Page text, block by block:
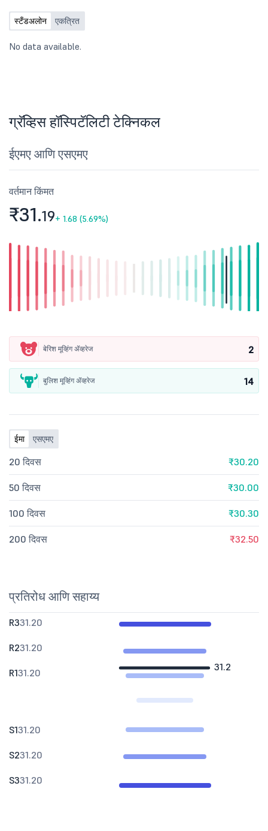
स्टँडअलोन एकत्रित
No data available.
ग्रॅव्हिस हॉस्पिटॅलिटी टेक्निकल
ईएमए आणि एसएमए
वर्तमान किंमत
₹31.19+ 1.68 (5.69%)
बेरिश मूव्हिंग ॲव्हरेज 2
बुलिश मूव्हिंग ॲव्हरेज 14
ईमा एसएमए
20 दिवस ₹30.20
50 दिवस ₹30.00
100 दिवस ₹30.30
200 दिवस ₹32.50
प्रतिरोध आणि सहाय्य
31.2
R331.20
R231.20
R131.20
S131.20
S231.20
S331.20